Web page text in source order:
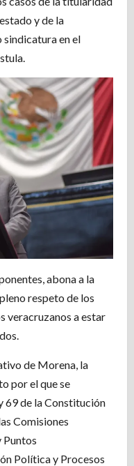
y de la
en el
abona a la
respeto de los
veracruzanos a estar
de Morena, la
por el que se
69 de la Constitución
Comisiones
Puntos
Política y Procesos